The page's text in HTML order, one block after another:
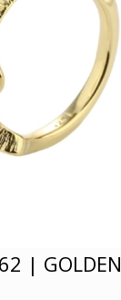
| GOLDEN